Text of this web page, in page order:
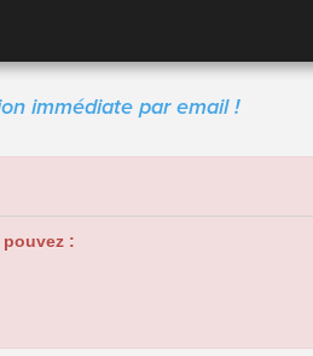
immédiate par email !
: